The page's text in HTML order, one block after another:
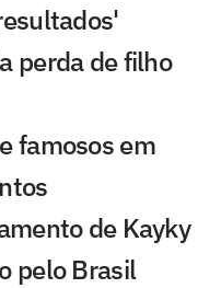
perda de filho
famosos em
de Kayky
pelo Brasil